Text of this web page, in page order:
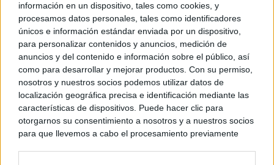
información en un dispositivo, tales como cookies, y
procesamos datos personales, tales como identificadores
únicos e información estándar enviada por un dispositivo,
para personalizar contenidos y anuncios, medición de
anuncios y del contenido e información sobre el público, así
como para desarrollar y mejorar productos. Con su permiso,
nosotros y nuestros socios podemos utilizar datos de
localización geográfica precisa e identificación mediante las
características de dispositivos. Puede hacer clic para
otorgarnos su consentimiento a nosotros y a nuestros socios
para que llevemos a cabo el procesamiento previamente
algo"
© Kiosko.net Aviso Legal Privacidad y Cookies